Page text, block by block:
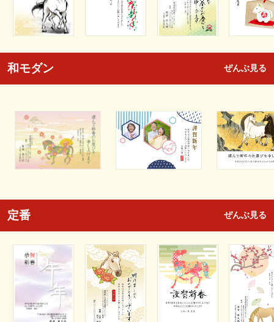
和モダン ぜんぶ見る
定番 ぜんぶ見る